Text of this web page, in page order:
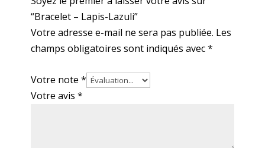
“Bracelet – Lapis-Lazuli”
Votre adresse e-mail ne sera pas publiée. Les
champs obligatoires sont indiqués avec*
Votre note*
Votre avis*